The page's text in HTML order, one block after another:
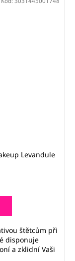
Levandule
štětcům při
disponuje
a zklidní Vaši